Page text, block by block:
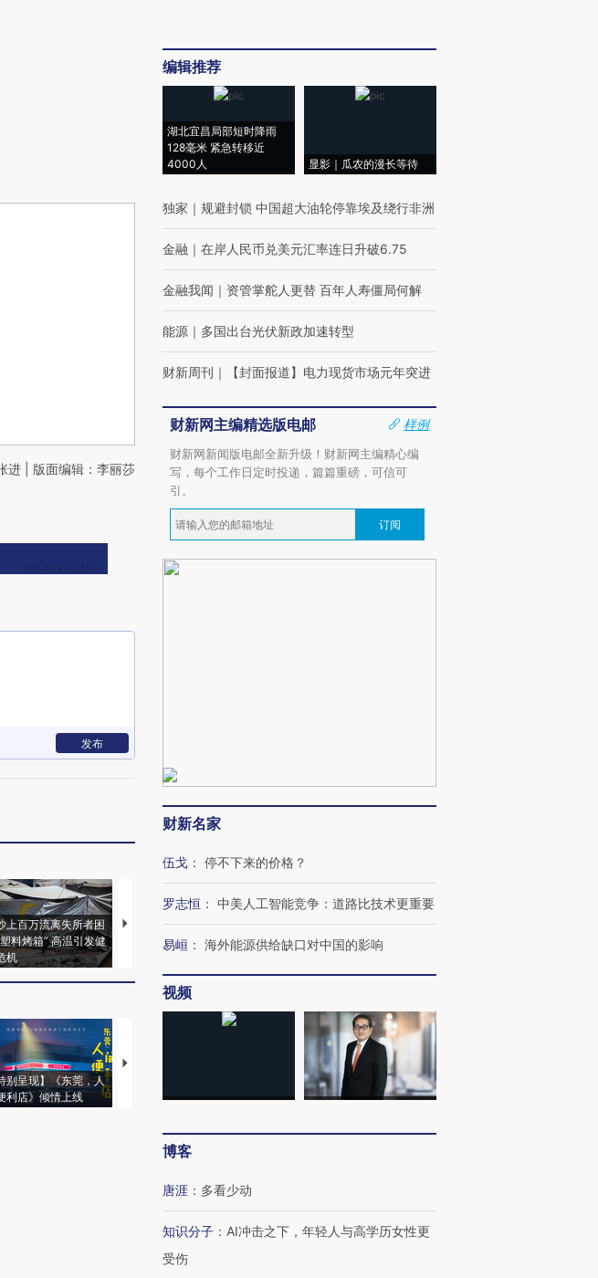
进 | 版面编辑：李丽莎
发布
上百万流离失所者困
料烤箱” 高温引发健
机
视线｜HYROX的吸金
术：是什么让中产们甘
马航飞行员跨国走私7万
粒摇头丸 尿检体内含3种
视线｜被称为“蟑螂”的印
别呈现】《东莞，人
利店》倾情上线
【推广】走进第四届链博
【特别呈现】寻找100种
有意思的生活方式·第三对
【商旅对话】华住集团
CFO：不靠规模取胜，华
住三大增长引擎是什么？
编辑推荐
湖北宜昌局部短时降雨
128毫米 紧急转移近
4000人
显影｜瓜农的漫长等待
独家 ｜ 规避封锁 中国超大油轮停靠埃及绕行非洲
金融 ｜ 在岸人民币兑美元汇率连日升破6.75
金融我闻 ｜ 资管掌舵人更替 百年人寿僵局何解
能源 ｜ 多国出台光伏新政加速转型
财新周刊 ｜ 【封面报道】电力现货市场元年突进
财新网主编精选版电邮
样例
财新网新闻版电邮全新升级！财新网主编精心编
写，每个工作日定时投递，篇篇重磅，可信可
引。
订阅
财新名家
伍戈 ： 停不下来的价格？
罗志恒 ： 中美人工智能竞争：道路比技术更重要
易峘 ： 海外能源供给缺口对中国的影响
视频
博客
唐涯 ： 多看少动
知识分子 ： AI冲击之下，年轻人与高学历女性更
受伤